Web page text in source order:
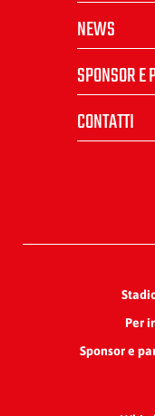
NEWS
SPONSOR E
CONTATTI
Per
Sponsor e